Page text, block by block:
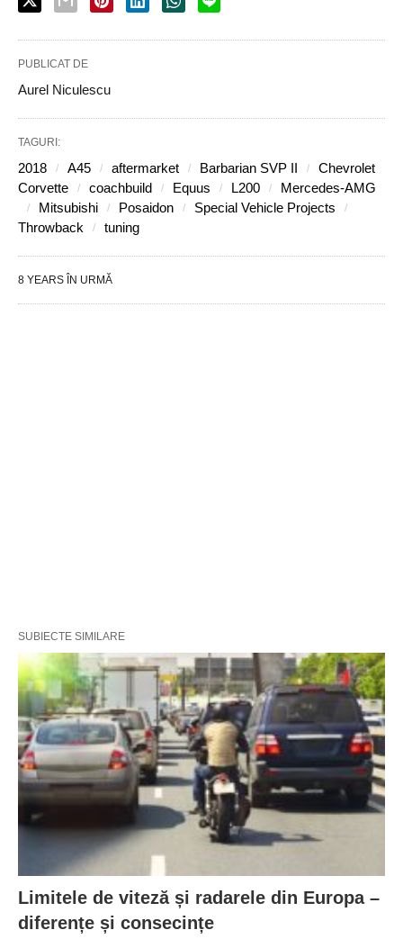
PUBLICAT DE
Aurel Niculescu
TAGURI:
2018 A45 aftermarket Barbarian SVP II
Chevrolet
Corvette
coachbuild Equus L200
Mercedes-AMG
Mitsubishi
Posaidon
Special Vehicle Projects
Throwback
tuning
8 YEARS ÎN URMĂ
SUBIECTE SIMILARE
Limitele de viteză și radarele din Europa –
diferențe și consecințe